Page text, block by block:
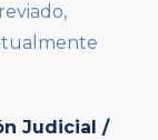
Judicial /